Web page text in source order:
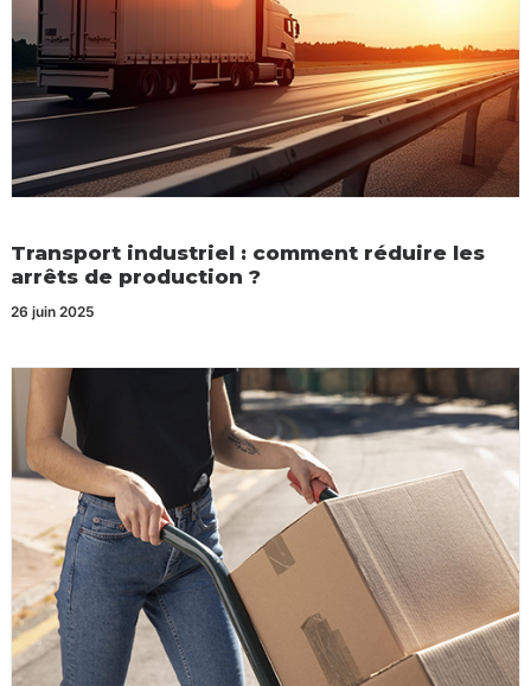
Transport industriel : comment réduire les
arrêts de production ?
26 juin 2025